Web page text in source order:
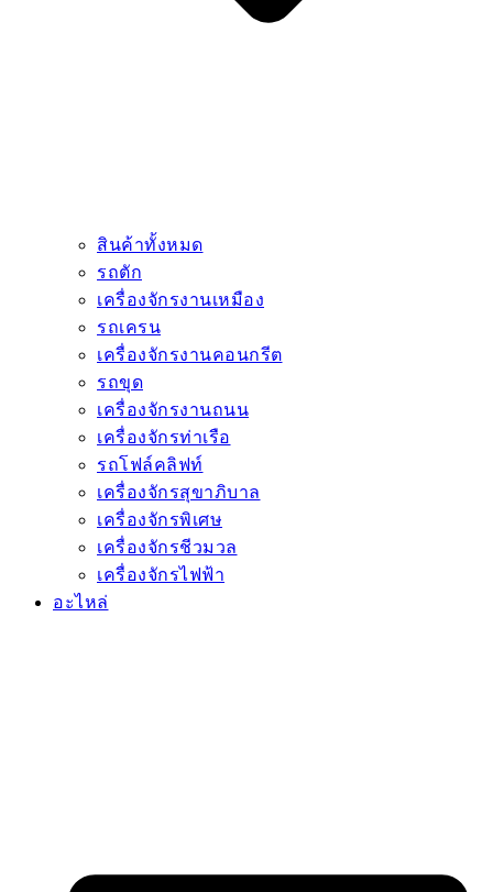
สินค้าทั้งหมด
รถตัก
เครื่องจักรงานเหมือง
รถเครน
เครื่องจักรงานคอนกรีต
รถขุด
เครื่องจักรงานถนน
เครื่องจักรท่าเรือ
รถโฟล์คลิฟท์
เครื่องจักรสุขาภิบาล
เครื่องจักรพิเศษ
เครื่องจักรชีวมวล
เครื่องจักรไฟฟ้า
อะไหล่